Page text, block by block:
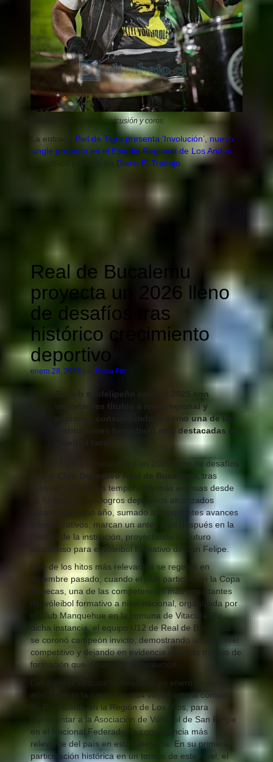
Krlos Benítez, batería, percusión y coros.
La entrada Piel de Tigre presenta ‘Involución’, nuevo
single grabado en el Estadio Regional de Los Andes
se publicó primero en Diario El Trabajo.
Real de Bucalemu
proyecta un 2026 lleno
de desafíos tras
histórico crecimiento
deportivo
enero 28, 2026 Rosa Fm
El club sanfelipeño cerró el 2025 con
importantes títulos a nivel regional y
nacional, consolidándose como una de las
instituciones formativas más destacadas del
vóleibol local.-
Un 2025 para el recuerdo y un 2026 lleno de desafíos
Club Deportivo Real de Bucalemu
, tras
culminar una de las temporadas más exitosas desde
su fundación. Los logros deportivos alcanzados
durante el último año, sumado a importantes avances
administrativos, marcan un antes y un después en la
historia de la institución, proyectando un futuro
auspicioso para el vóleibol formativo de San Felipe.
Uno de los hitos más relevantes se registró en
diciembre pasado, cuando el club participó en la Copa
Penecas, una de las competencias más importantes
del vóleibol formativo a nivel nacional, organizada por
el Club Manquehue en la comuna de Vitacura. En
dicha instancia, el equipo U12 de Real de Bucalemu
se coronó campeón invicto, demostrando un alto nivel
competitivo y dejando en evidencia el sólido trabajo de
formación que desarrolla la institución.
Las buenas noticias continuaron en enero de este
año, cuando la categoría U14 viajó hasta la comuna
de Río Bueno, en la Región de Los Ríos, para
representar a la Asociación de Vóleibol de San Felipe
en el Nacional Federado, la competencia más
relevante del país en esta categoría. En su primera
participación histórica en un torneo de este nivel, el